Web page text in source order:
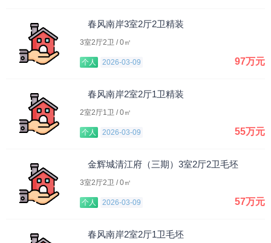
春风南岸3室2厅2卫精装
3室2厅2卫 / 0㎡
个人 2026-03-09 97万元
春风南岸2室2厅1卫精装
2室2厅1卫 / 0㎡
个人 2026-03-09 55万元
金辉城清江府（三期）3室2厅2卫毛坯
3室2厅2卫 / 0㎡
个人 2026-03-09 57万元
春风南岸2室2厅1卫毛坯